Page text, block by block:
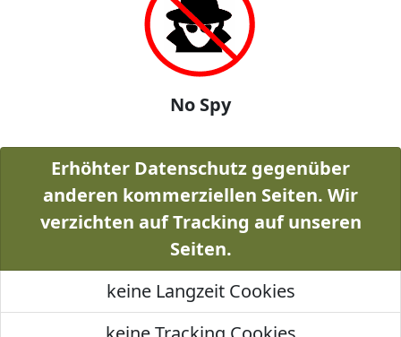
No Spy
Erhöhter Datenschutz gegenüber
anderen kommerziellen Seiten. Wir
verzichten auf Tracking auf unseren
Seiten.
keine Langzeit Cookies